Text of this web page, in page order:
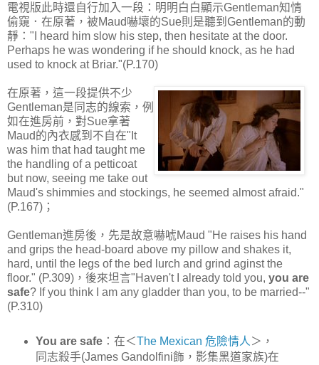
電視版此時還自行加入一段：明明白白顯示Gentleman知情
偷窺．在原著，被Maud嚇壞的Sue則是聽到Gentleman的動
靜："I heard him slow his step, then hesitate at the door.
Perhaps he was wondering if he should knock, as he had
used to knock at Briar."(P.170)
在原著，這一段提供不少
Gentleman是同志的線索，例
如在進房前，對Sue拿著
Maud的內衣感到不自在"It
was him that had taught me
the handling of a petticoat
but now, seeing me take out
Maud's shimmies and stockings, he seemed almost afraid."
(P.167)；
Gentleman進房後，先是故意嚇唬Maud "He raises his hand
and grips the head-board above my pillow and shakes it,
hard, until the legs of the bed lurch and grind aginst the
floor." (P.309)，後來坦言"Haven't I already told you, you are
safe? If you think I am any gladder than you, to be married--"
(P.310)
You are safe：在＜The Mexican 危險情人 ＞，
同志殺手(James Gandolfini飾，影集黑道家族)在